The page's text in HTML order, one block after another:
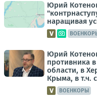
Юрий
наращивая
Юрий
противника
области, в
Крыма, в т.ч.
ВОЕНКОРЫ